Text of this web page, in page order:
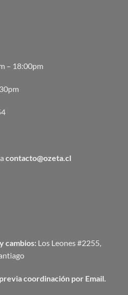
– 18:00pm
contacto@ozeta.cl
cambios: Los Leones #2255,
coordinación por Email.